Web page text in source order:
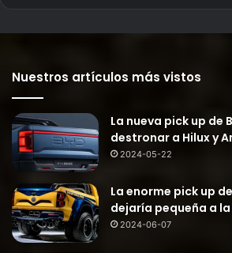
Nuestros artículos más vistos
La nueva pick up de
destronar a Hilux y
2024-05-22
La enorme pick up
dejaría pequeña a
2024-06-07